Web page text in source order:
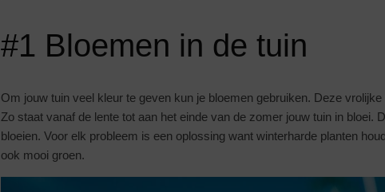
#1 Bloemen in de tuin
Om jouw tuin veel kleur te geven kun je bloemen gebruiken. Deze
Zo staat vanaf de lente tot aan het einde van de zomer jouw tuin in bloei.
bloeien. Voor elk probleem is een oplossing want winterharde planten
ook mooi groen.